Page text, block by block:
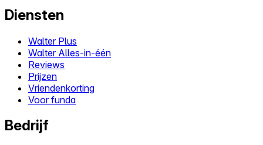
Diensten
Walter Plus
Walter Alles-in-één
Reviews
Prijzen
Vriendenkorting
Voor funda
Bedrijf